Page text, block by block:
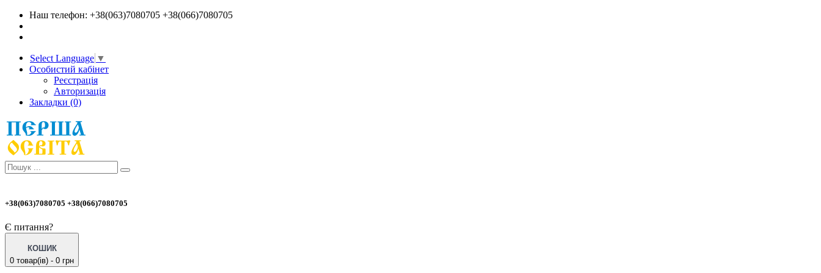
Наш телефон: +38(063)7080705 +38(066)7080705
Select Language ▼
Особистий кабінет
Реєстрація
Авторизація
Закладки (0)
+38(063)7080705 +38(066)7080705
Є питання?
КОШИК
0 товар(ів) - 0 грн